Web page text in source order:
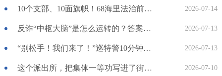
10个支部、10面旗帜！68海里法治前沿燃起信仰的回响 2026-07-14
反诈“中枢大脑”是怎么运转的？答案在这里！ 2026-07-13
“别松手！我们来了！”巡特警10分钟救起落水女子 2026-07-13
这个派出所，把集体一等功写进了街巷烟火里...... 2026-07-10